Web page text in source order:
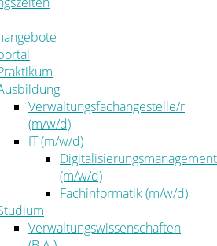
Daten, Fakten
Verwaltungsfachangestelle/r
(m/w/d)
IT (m/w/d)
Digitalisierungsmanagement
(m/w/d)
Fachinformatik (m/w/d)
Verwaltungswissenschaften